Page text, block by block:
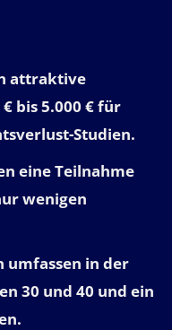
attraktive
bis 5.000 € für
Studien.
eine Teilnahme
wenigen
umfassen in der
30 und 40 und ein